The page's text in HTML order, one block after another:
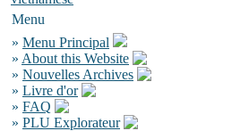
Menu
» Menu Principal
» About this Website
» Nouvelles Archives
» Livre d'or
» FAQ
» PLU Explorateur